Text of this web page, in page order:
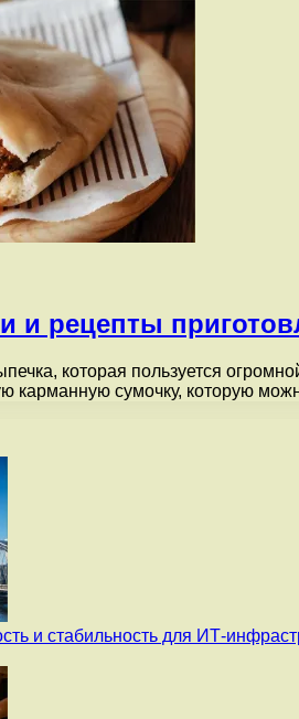
и рецепты
которая пользуется
карманную сумочку, которую
и стабильность для ИТ-